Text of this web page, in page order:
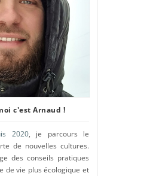
c'est Arnaud !
2020, je parcours le
de nouvelles cultures.
des conseils pratiques
de vie plus écologique et